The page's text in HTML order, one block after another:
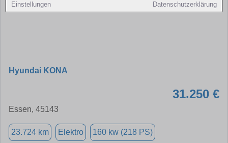
Einstellungen Datenschutzerklärung
Hyundai KONA
31.250 €
Essen, 45143
23.724 km Elektro 160 kw (218 PS)